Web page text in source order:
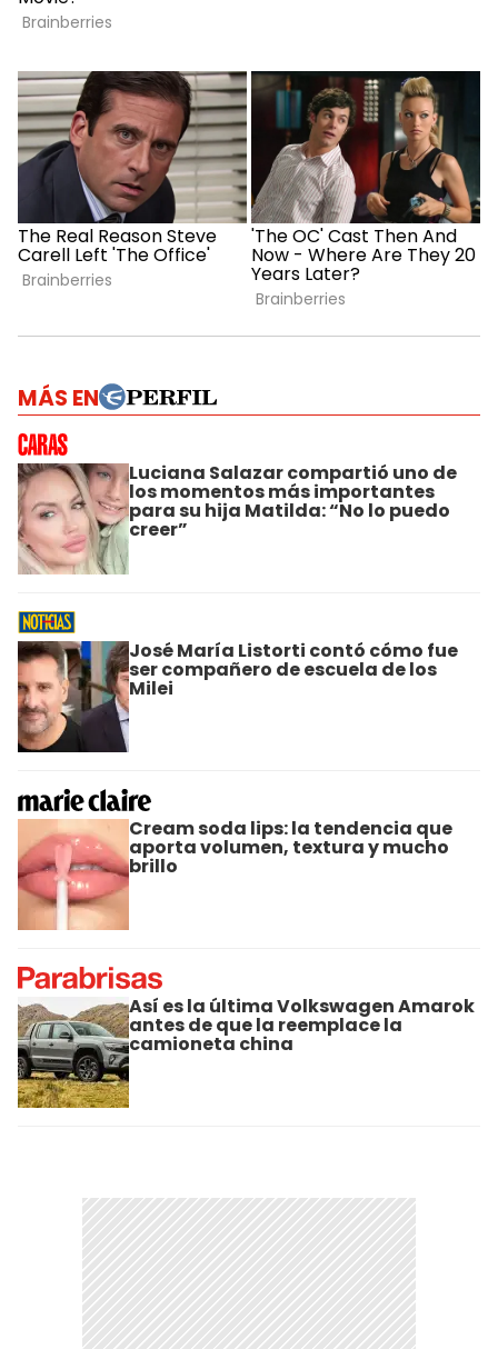
MÁS EN
Luciana Salazar compartió uno de
los momentos más importantes
para su hija Matilda: “No lo puedo
creer”
José María Listorti contó cómo fue
ser compañero de escuela de los
Milei
Cream soda lips: la tendencia que
aporta volumen, textura y mucho
brillo
Así es la última Volkswagen Amarok
antes de que la reemplace la
camioneta china